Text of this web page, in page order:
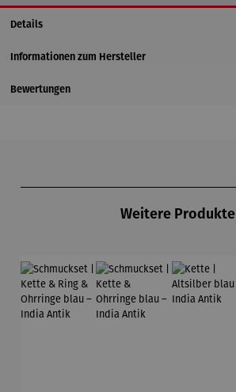
Details
Informationen zum Hersteller
Bewertungen
Weitere Produkte